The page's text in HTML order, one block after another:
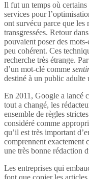
Il fut un temps où certains
services pour
ont survécu parce que les
transgressées. Retour
pouvaient poser des
peu cohérent. Ces
recherche très étrange.
d’un mot-clé comme
destiné à un public adulte
En 2011, Google a lancé
tout a changé, les
ensemble de règles
considéré comme
qu’il est très important
comprennent exactement
une très bonne rédaction
Les entreprises qui